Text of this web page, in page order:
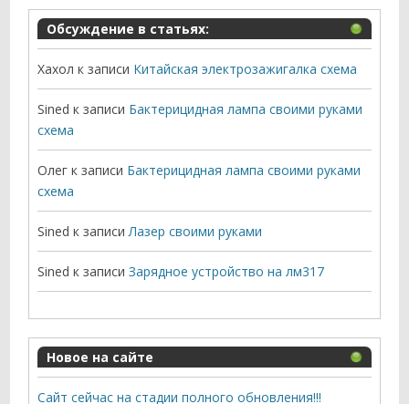
Обсуждение в статьях:
Хахол к записи Китайская электрозажигалка схема
Sined к записи Бактерицидная лампа своими руками
схема
Олег к записи Бактерицидная лампа своими руками
схема
Sined к записи Лазер своими руками
Sined к записиЗарядное устройство на лм317
Новое на сайте
Сайт сейчас на стадии полного обновления!!!